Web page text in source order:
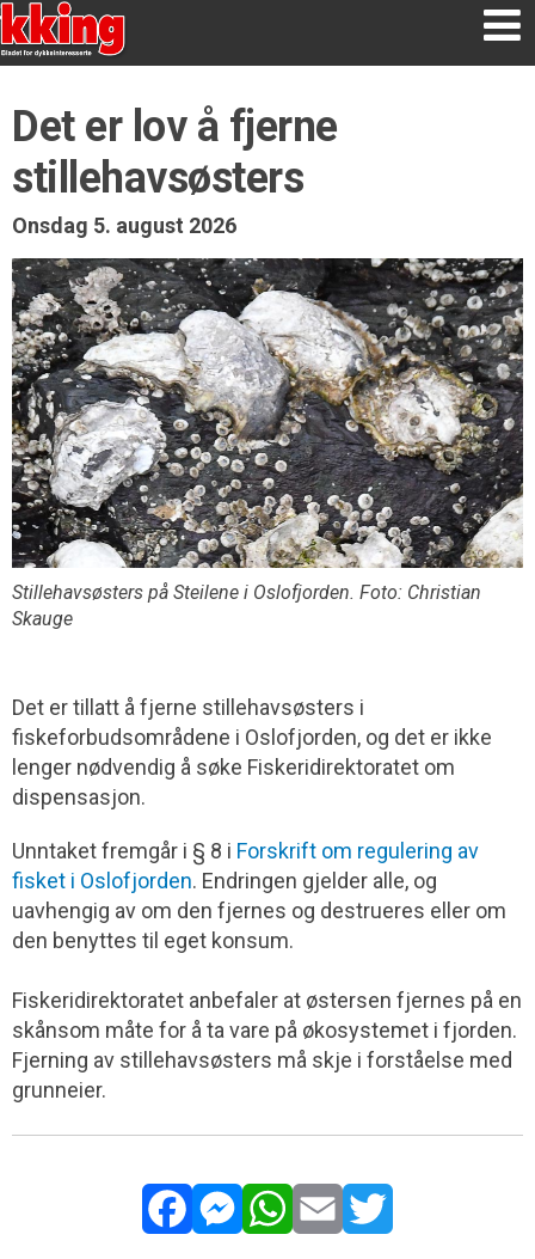
Det er lov å fjerne
stillehavsøsters
Onsdag 5. august 2026
Stillehavsøsters på Steilene i Oslofjorden. Foto: Christian
Skauge
Det er tillatt å fjerne stillehavsøsters i
fiskeforbudsområdene i Oslofjorden, og det er ikke
lenger nødvendig å søke Fiskeridirektoratet om
dispensasjon.
Unntaket fremgår i § 8 i Forskrift om regulering av
fisket i Oslofjorden. Endringen gjelder alle, og
uavhengig av om den fjernes og destrueres eller om
den benyttes til eget konsum.
Fiskeridirektoratet anbefaler at østersen fjernes på en
skånsom måte for å ta vare på økosystemet i fjorden.
Fjerning av stillehavsøsters må skje i forståelse med
grunneier.